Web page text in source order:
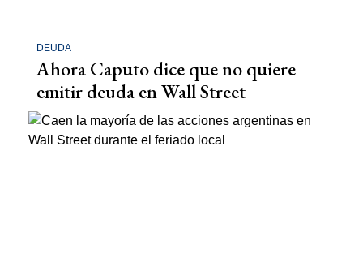
DEUDA
Ahora Caputo dice que no quiere
emitir deuda en Wall Street